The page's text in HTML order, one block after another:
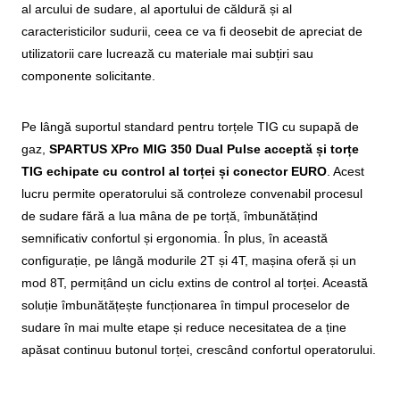
al arcului de sudare, al aportului de căldură și al
caracteristicilor sudurii, ceea ce va fi deosebit de apreciat de
utilizatorii care lucrează cu materiale mai subțiri sau
componente solicitante.
Pe lângă suportul standard pentru torțele TIG cu supapă de
gaz, SPARTUS XPro MIG 350 Dual Pulse acceptă și torțe
TIG echipate cu control al torței și conector EURO . Acest
lucru permite operatorului să controleze convenabil procesul
de sudare fără a lua mâna de pe torță, îmbunătățind
semnificativ confortul și ergonomia. În plus, în această
configurație, pe lângă modurile 2T și 4T, mașina oferă și un
mod 8T, permițând un ciclu extins de control al torței. Această
soluție îmbunătățește funcționarea în timpul proceselor de
sudare în mai multe etape și reduce necesitatea de a ține
apăsat continuu butonul torței, crescând confortul operatorului.